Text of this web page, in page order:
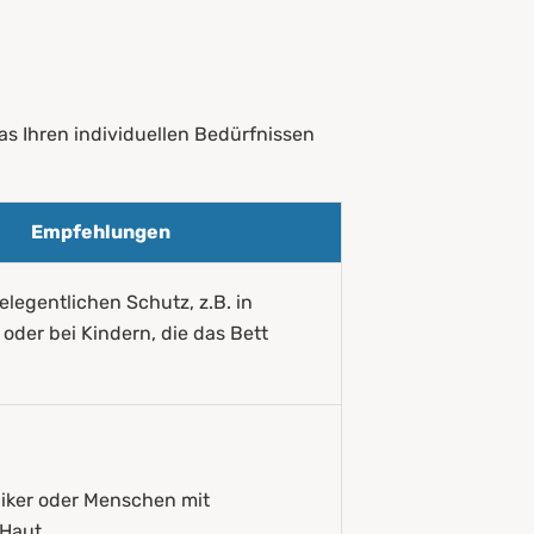
Ihren individuellen Bedürfnissen
Empfehlungen
Schutz, z.B. in
bei Kindern, die das Bett
oder Menschen mit